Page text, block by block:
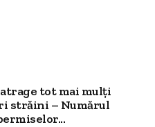
tot mai mulți
străini – Numărul